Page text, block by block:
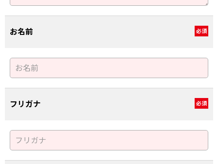
お名前 必須
フリガナ 必須